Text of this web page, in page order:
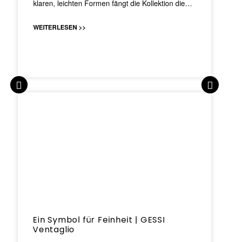
klaren, leichten Formen fängt die Kollektion die…
WEITERLESEN >>
Ein Symbol für Feinheit | GESSI
Ventaglio